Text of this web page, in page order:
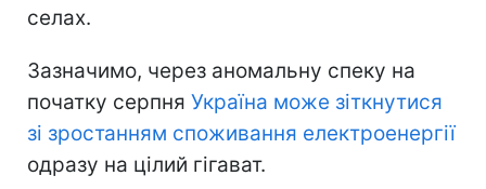
селах.
Зазначимо, через аномальну спеку на
початку серпня Україна може зіткнутися
зі зростанням споживання електроенергії
одразу на цілий гігават.